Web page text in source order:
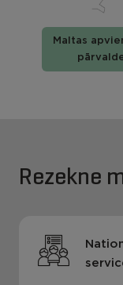
Maltas
Rezekne